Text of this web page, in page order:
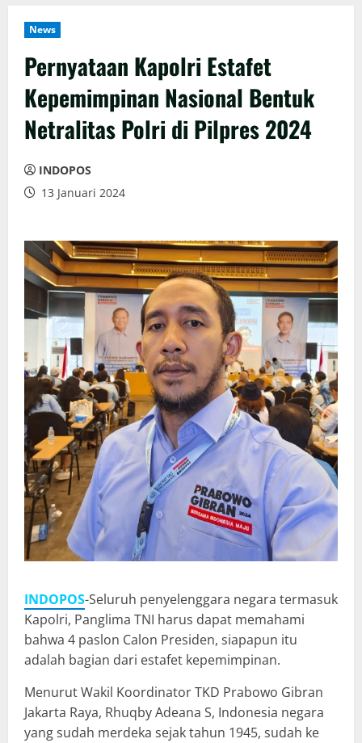
News
Pernyataan Kapolri Estafet
Kepemimpinan Nasional Bentuk
Netralitas Polri di Pilpres 2024
INDOPOS
13 Januari 2024
INDOPOS-Seluruh penyelenggara negara termasuk
Kapolri, Panglima TNI harus dapat memahami
bahwa 4 paslon Calon Presiden, siapapun itu
adalah bagian dari estafet kepemimpinan.
Menurut Wakil Koordinator TKD Prabowo Gibran
Jakarta Raya, Rhuqby Adeana S, Indonesia negara
yang sudah merdeka sejak tahun 1945, sudah ke